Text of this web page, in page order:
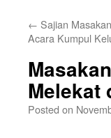
← Sajian
Acara Kumpul
Melekat
Posted on